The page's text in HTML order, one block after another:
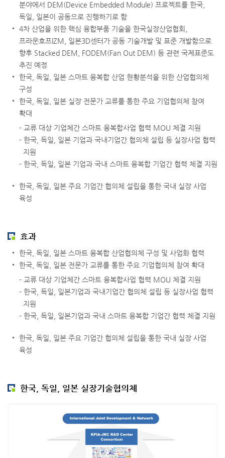
분야에서 DEM(Device Embedded Module) 프로젝트를 한국,
독일, 일본이 공동으로 진행하기로 함
4차 산업을 위한 핵심 융합부품 기술을 한국실장산업협회,
프라운호프IZM, 일본3D센터가 공동 기술개발 및 표준 개발함으로
향후 Stacked DEM, FODEM(Fan Out DEM) 등 관련 국제표준도
추진 예정
한국, 독일, 일본 스마트 융복합 산업 현황분석을 위한 산업협의체
구성
한국, 독일, 일본 실장 전문가 교류를 통한 주요 기업협의체 참여
확대
- 교류 대상 기업체간 스마트 융복합사업 협력 MOU 체결 지원
- 한국, 독일, 일본 기업과 국내기업간 협의체 설립 등 실장사업 협력
지원
- 한국, 독일, 일본 기업과 국내 스마트 융복합 기업간 협력 체결 지원
한국, 독일, 일본 주요 기업간 협의체 설립을 통한 국내 실장 사업
육성
효과
한국, 독일, 일본 스마트 융복합 산업협의체 구성 및 사업화 협력
한국, 독일, 일본 전문가 교류를 통한 주요 기업협의체 참여 확대
- 교류 대상 기업체간 스마트 융복합사업 협력 MOU 체결 지원
- 한국, 독일, 일본기업과 국내기업간 협의체 설립 등 실장사업 협력
지원
- 한국, 독일, 일본기업과 국내 스마트 융복합 기업간 협력 체결 지원
한국, 독일, 일본 주요 기업간 협의체 설립을 통한 국내 실장 사업
육성
한국, 독일, 일본 실장기술협의체